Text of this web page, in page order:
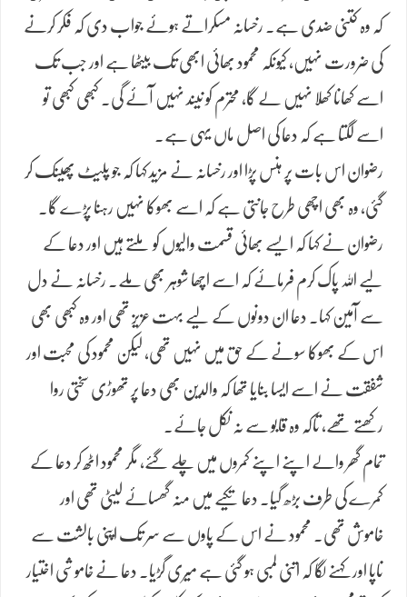
کہ وہ کتنی ضدی ہے۔ رخسانہ مسکراتے ہوئے جواب دی کہ فکر کرنے
کی ضرورت نہیں، کیونکہ محمود بھائی ابھی تک بیٹھا ہے اور جب تک
اسے کھانا کھلا نہیں لے گا، محترم کو نیند نہیں آئے گی۔ کبھی کبھی تو
اسے لگتا ہے کہ دعا کی اصل ماں یہی ہے۔
رضوان اس بات پر ہنس پڑا اور رخسانہ نے مزید کہا کہ جو پلیٹ پھینک کر
گئی، وہ بھی اچھی طرح جانتی ہے کہ اسے بھوکا نہیں رہنا پڑے گا۔
رضوان نے کہا کہ ایسے بھائی قسمت والیوں کو ملتے ہیں اور دعا کے
لیے اللہ پاک کرم فرمائے کہ اسے اچھا شوہر بھی ملے۔ رخسانہ نے دل
سے آمین کہا۔ دعا ان دونوں کے لیے بہت عزیز تھی اور وہ کبھی بھی
اس کے بھوکا سونے کے حق میں نہیں تھی، لیکن محمود کی محبت اور
شفقت نے اسے ایسا بنایا تھا کہ والدین بھی دعا پر تھوڑی سختی روا
رکھتے تھے، تاکہ وہ قابو سے نہ نکل جائے۔
تمام گھر والے اپنے اپنے کمروں میں چلے گئے، مگر محمود اٹھ کر دعا کے
کمرے کی طرف بڑھ گیا۔ دعا تکیے میں منہ گھسائے لیٹی تھی اور
خاموش تھی۔ محمود نے اس کے پاوں سے سر تک اپنی بالشت سے
ناپا اور کہنے لگا کہ اتنی لمبی ہو گئی ہے میری گڑیا۔ دعا نے خاموشی اختیار